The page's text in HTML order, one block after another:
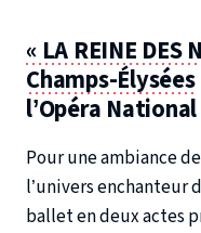
« LA REINE DES
Champs-Élysées
l’Opéra
Pour une ambiance
l’univers enchanteur
ballet en deux actes